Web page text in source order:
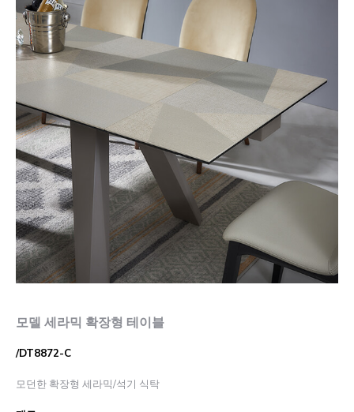
모델 세라믹 확장형 테이블
/DT8872-C
모던한 확장형 세라믹/석기 식탁